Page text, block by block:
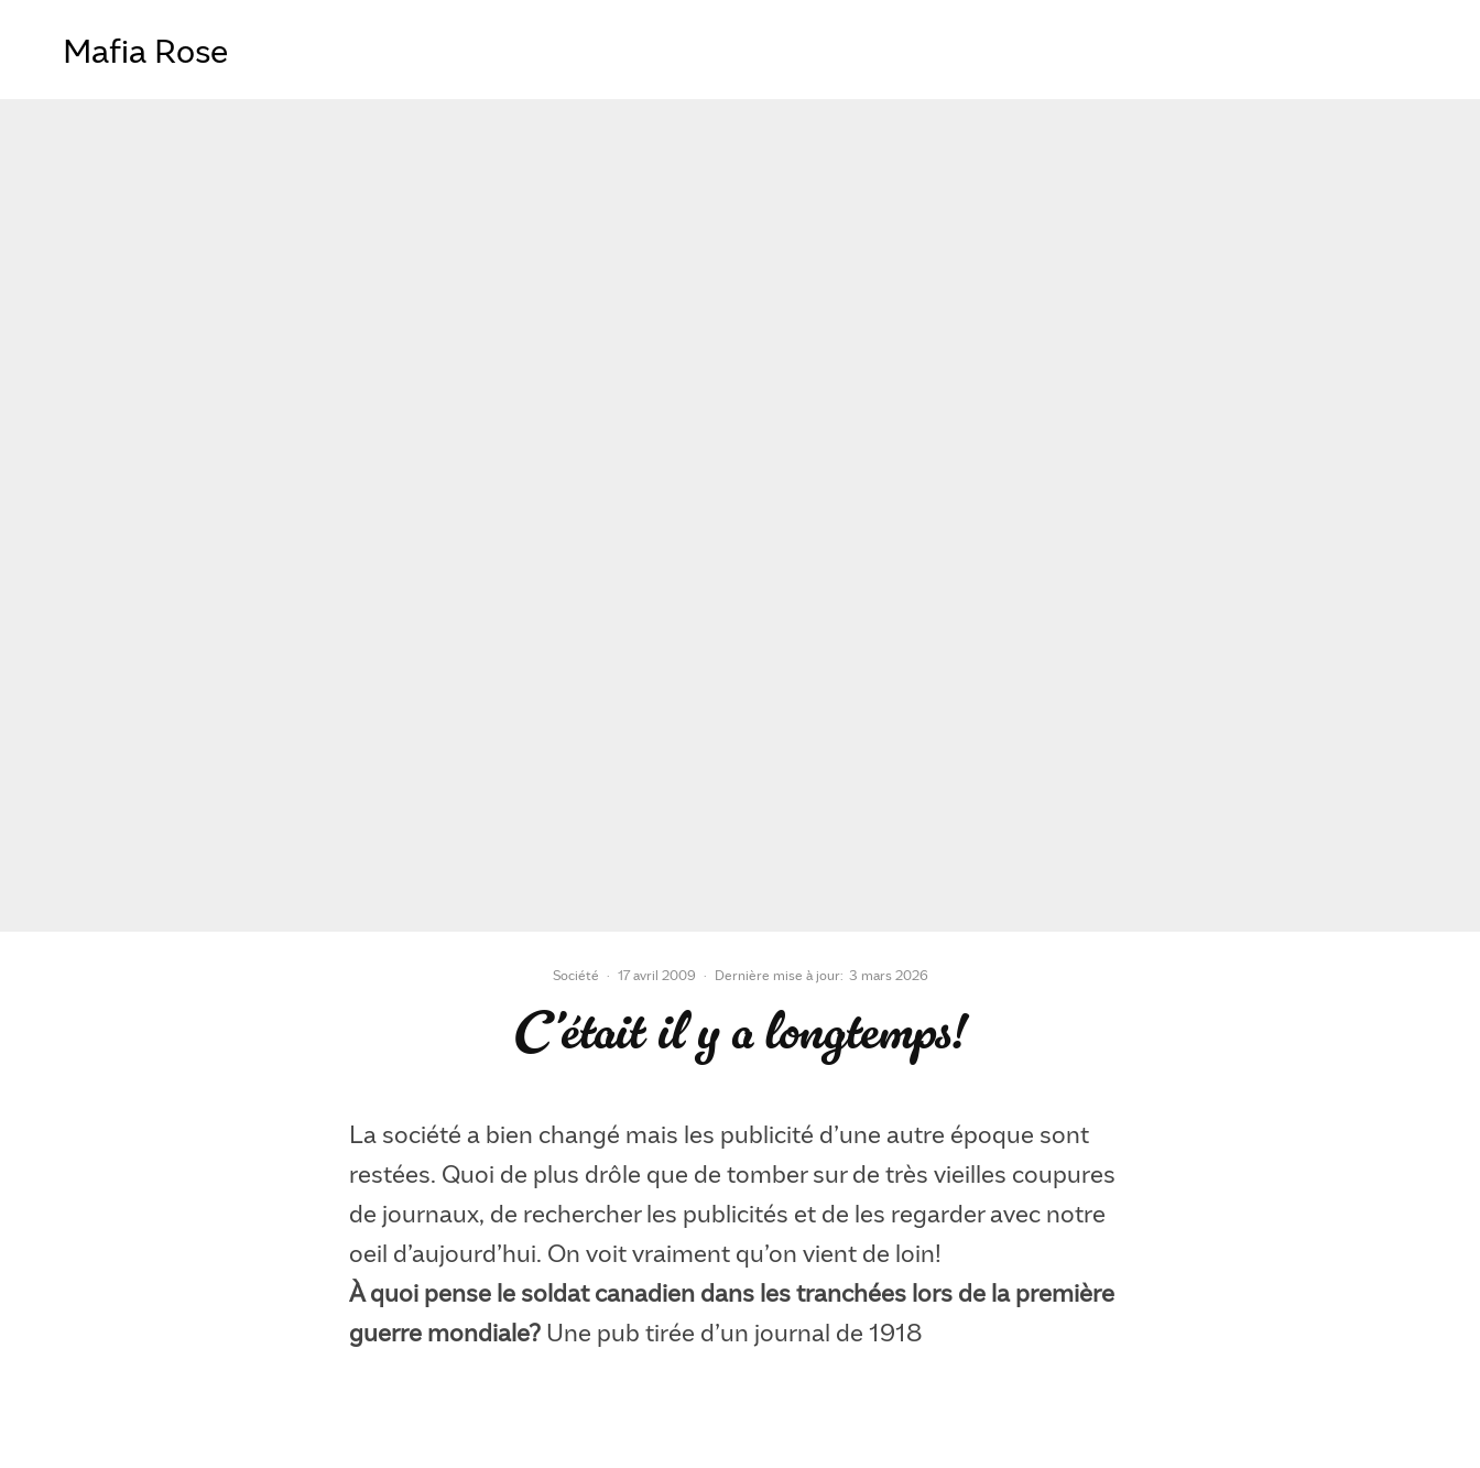
Mafia Rose
Société · 17 avril 2009 · Dernière mise à jour: 3 mars 2026
C’était il y a longtemps!
La société a bien changé mais les publicité d’une autre époque sont
restées. Quoi de plus drôle que de tomber sur de très vieilles coupures
de journaux, de rechercher les publicités et de les regarder avec notre
oeil d’aujourd’hui. On voit vraiment qu’on vient de loin!
À quoi pense le soldat canadien dans les tranchées lors de la première
guerre mondiale? Une pub tirée d’un journal de 1918